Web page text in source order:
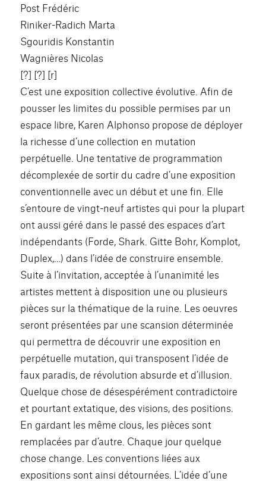
Post Frédéric
Riniker-Radich Marta
Sgouridis Konstantin
Wagnières Nicolas
[?] [?] [r]
C’est une exposition collective évolutive. Afin de
pousser les limites du possible permises par un
espace libre, Karen Alphonso propose de déployer
la richesse d’une collection en mutation
perpétuelle. Une tentative de programmation
décomplexée de sortir du cadre d’une exposition
conventionnelle avec un début et une fin. Elle
s’entoure de vingt-neuf artistes qui pour la plupart
ont aussi géré dans le passé des espaces d’art
indépendants (Forde, Shark. Gitte Bohr, Komplot,
Duplex,…) dans l’idée de construire ensemble.
Suite à l’invitation, acceptée à l’unanimité les
artistes mettent à disposition une ou plusieurs
pièces sur la thématique de la ruine. Les oeuvres
seront présentées par une scansion déterminée
qui permettra de découvrir une exposition en
perpétuelle mutation, qui transposent l’idée de
faux paradis, de révolution absurde et d’illusion.
Quelque chose de désespérément contradictoire
et pourtant extatique, des visions, des positions.
En gardant les même clous, les pièces sont
remplacées par d’autre. Chaque jour quelque
chose change. Les conventions liées aux
expositions sont ainsi détournées. L’idée d’une